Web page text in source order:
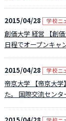
2015/04/28
創価大学 経営 【創
日程でオープンキャ
2015/04/28
帝京大学 【帝京大
た。 国際交流セン